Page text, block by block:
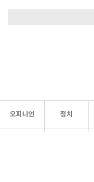
오피니언 정치